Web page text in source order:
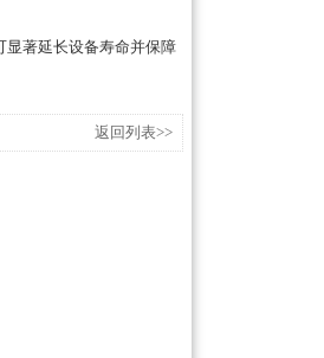
显著延长设备寿命并保障
返回列表>>